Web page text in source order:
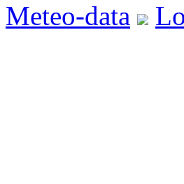
Meteo-data